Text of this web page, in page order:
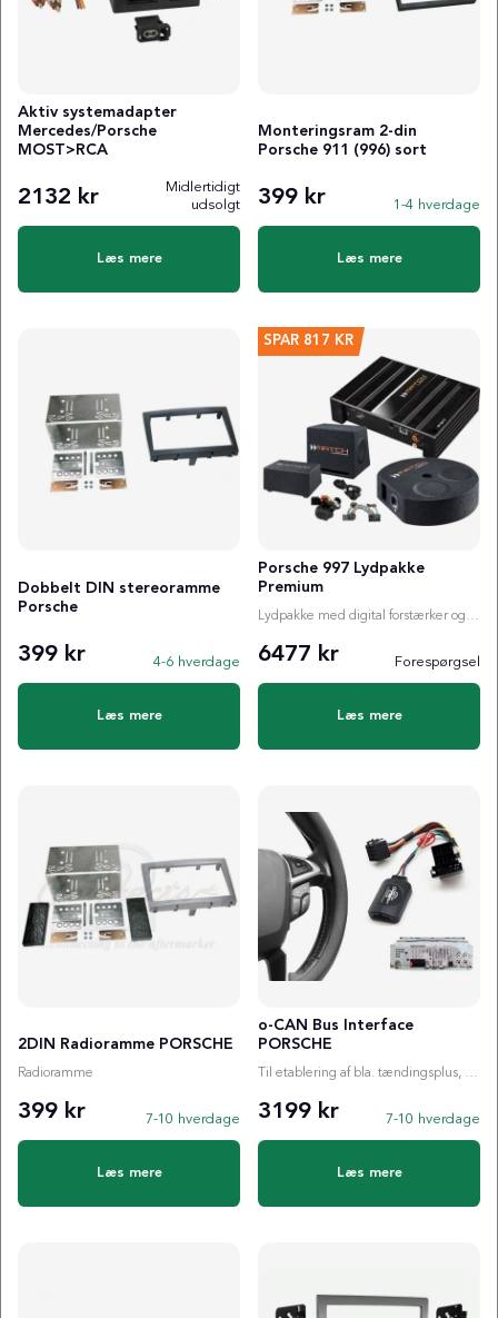
Aktiv systemadapter
Mercedes/Porsche
MOST>RCA
2132 kr
Midlertidigt
udsolgt
Læs mere
Monteringsram 2-din
Porsche 911 (996) sort
399 kr 1-4 hverdage
Læs mere
Dobbelt DIN stereoramme
Porsche
399 kr 4-6 hverdage
Læs mere
SPAR 817 KR
Porsche 997 Lydpakke
Premium
Lydpakke med digital forstærker og valgfri subwoofer
6477 kr Forespørgsel
Læs mere
2DIN Radioramme PORSCHE
Radioramme
399 kr 7-10 hverdage
Læs mere
o-CAN Bus Interface
PORSCHE
Til etablering af bla. tændingsplus, ratstyring etc.
3199 kr 7-10 hverdage
Læs mere